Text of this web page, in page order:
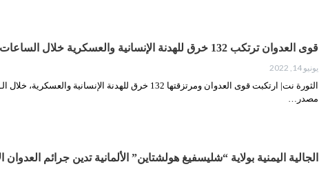
قوى العدوان ترتكب 132 خرق للهدنة الإنسانية والعسكرية خلال الساعات الماضية
يونيو 14, 2022
مصدر…
الجالية اليمنية بولاية “شليسفيغ هولشتاين” الألمانية تدين جرائم